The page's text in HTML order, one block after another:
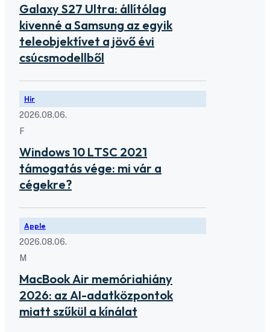
Galaxy S27 Ultra: állítólag
kivenné a Samsung az egyik
teleobjektívet a jövő évi
csúcsmodellből
Hír
2026.08.06.
F
Windows 10 LTSC 2021
támogatás vége: mi vár a
cégekre?
Apple
2026.08.06.
M
MacBook Air memóriahiány
2026: az AI-adatközpontok
miatt szűkül a kínálat